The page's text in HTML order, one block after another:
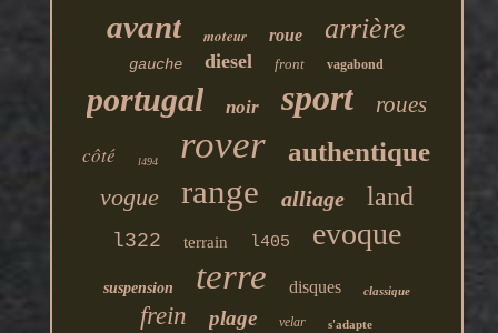
avant moteur roue arrière
gauche diesel front vagabond
portugal noir sport roues
côté l494 rover authentique
vogue range alliage land
l322 terrain l405 evoque
suspension terre disques classique
frein plage velar s'adapte